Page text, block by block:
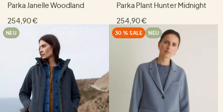
Parka Janelle Woodland
254,90 €
Parka Plant Hunter Midnight
254,90 €
NEU 30 % SALE NEU